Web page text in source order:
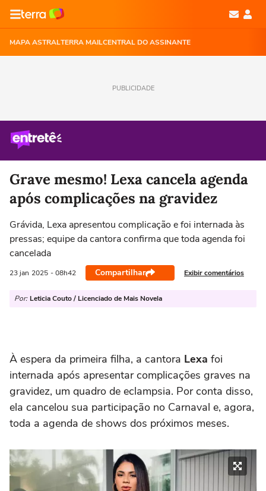
MAPA ASTRALTERRA MAILCENTRAL DO ASSINANTE
PUBLICIDADE
Grave mesmo! Lexa cancela agenda
após complicações na gravidez
Grávida, Lexa apresentou complicação e foi internada às
pressas; equipe da cantora confirma que toda agenda foi
cancelada
23 jan 2025 - 08h42 Compartilhar Exibir comentários
Por: Leticia Couto / Licenciado de Mais Novela
À espera da primeira filha, a cantora Lexa foi
internada após apresentar complicações graves na
gravidez, um quadro de eclampsia. Por conta disso,
ela cancelou sua participação no Carnaval e, agora,
toda a agenda de shows dos próximos meses.